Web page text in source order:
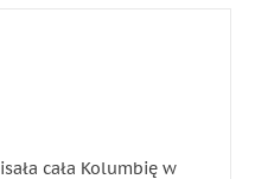
cała Kolumbię w